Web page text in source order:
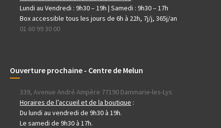
Lundi au Vendredi : 9h30 – 19h | Samedi : 9h30 – 17h
Box accessible tous les jours de 6h à 22h, 7j/j, 365j/an
01 60 99 30 00
Ouverture prochaine - Centre de Melun
339, Avenue André Ampère 77190 Dammarie-les-Lys
Horaires de l’accueil et de la boutique :
Du lundi au vendredi de 9h30 à 19h.
Le samedi de 9h30 à 17h.